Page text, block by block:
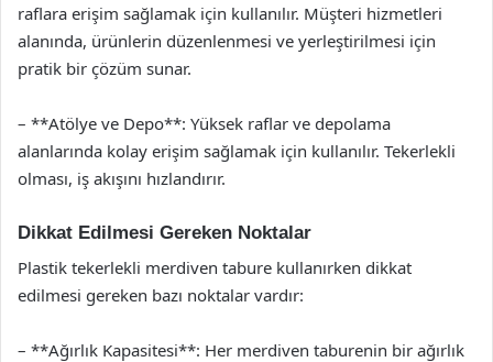
raflara erişim sağlamak için kullanılır. Müşteri hizmetleri
alanında, ürünlerin düzenlenmesi ve yerleştirilmesi için
pratik bir çözüm sunar.
– **Atölye ve Depo**: Yüksek raflar ve depolama
alanlarında kolay erişim sağlamak için kullanılır. Tekerlekli
olması, iş akışını hızlandırır.
Dikkat Edilmesi Gereken Noktalar
Plastik tekerlekli merdiven tabure kullanırken dikkat
edilmesi gereken bazı noktalar vardır:
– **Ağırlık Kapasitesi**: Her merdiven taburenin bir ağırlık